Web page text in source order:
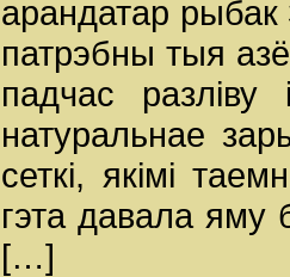
арандатар
патрэбны тыя
падчас разліву
натуральнае
сеткі, якімі
гэта давала яму
[…]